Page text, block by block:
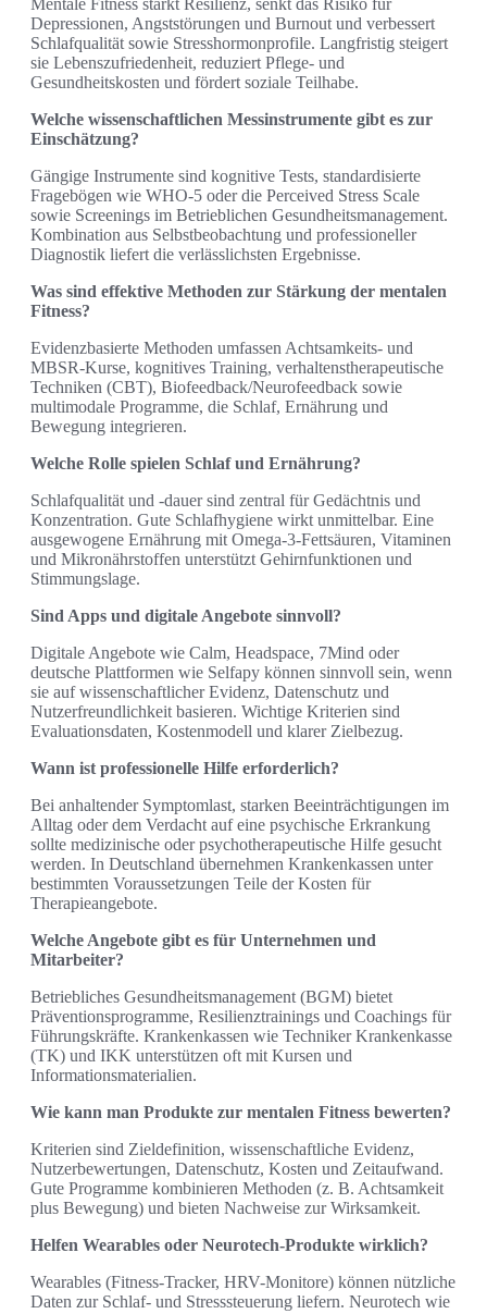
Mentale Fitness stärkt Resilienz, senkt das Risiko für
Depressionen, Angststörungen und Burnout und verbessert
Schlafqualität sowie Stresshormonprofile. Langfristig steigert
sie Lebenszufriedenheit, reduziert Pflege- und
Gesundheitskosten und fördert soziale Teilhabe.
Welche wissenschaftlichen Messinstrumente gibt es zur
Einschätzung?
Gängige Instrumente sind kognitive Tests, standardisierte
Fragebögen wie WHO-5 oder die Perceived Stress Scale
sowie Screenings im Betrieblichen Gesundheitsmanagement.
Kombination aus Selbstbeobachtung und professioneller
Diagnostik liefert die verlässlichsten Ergebnisse.
Was sind effektive Methoden zur Stärkung der mentalen
Fitness?
Evidenzbasierte Methoden umfassen Achtsamkeits- und
MBSR-Kurse, kognitives Training, verhaltenstherapeutische
Techniken (CBT), Biofeedback/Neurofeedback sowie
multimodale Programme, die Schlaf, Ernährung und
Bewegung integrieren.
Welche Rolle spielen Schlaf und Ernährung?
Schlafqualität und -dauer sind zentral für Gedächtnis und
Konzentration. Gute Schlafhygiene wirkt unmittelbar. Eine
ausgewogene Ernährung mit Omega-3-Fettsäuren, Vitaminen
und Mikronährstoffen unterstützt Gehirnfunktionen und
Stimmungslage.
Sind Apps und digitale Angebote sinnvoll?
Digitale Angebote wie Calm, Headspace, 7Mind oder
deutsche Plattformen wie Selfapy können sinnvoll sein, wenn
sie auf wissenschaftlicher Evidenz, Datenschutz und
Nutzerfreundlichkeit basieren. Wichtige Kriterien sind
Evaluationsdaten, Kostenmodell und klarer Zielbezug.
Wann ist professionelle Hilfe erforderlich?
Bei anhaltender Symptomlast, starken Beeinträchtigungen im
Alltag oder dem Verdacht auf eine psychische Erkrankung
sollte medizinische oder psychotherapeutische Hilfe gesucht
werden. In Deutschland übernehmen Krankenkassen unter
bestimmten Voraussetzungen Teile der Kosten für
Therapieangebote.
Welche Angebote gibt es für Unternehmen und
Mitarbeiter?
Betriebliches Gesundheitsmanagement (BGM) bietet
Präventionsprogramme, Resilienztrainings und Coachings für
Führungskräfte. Krankenkassen wie Techniker Krankenkasse
(TK) und IKK unterstützen oft mit Kursen und
Informationsmaterialien.
Wie kann man Produkte zur mentalen Fitness bewerten?
Kriterien sind Zieldefinition, wissenschaftliche Evidenz,
Nutzerbewertungen, Datenschutz, Kosten und Zeitaufwand.
Gute Programme kombinieren Methoden (z. B. Achtsamkeit
plus Bewegung) und bieten Nachweise zur Wirksamkeit.
Helfen Wearables oder Neurotech-Produkte wirklich?
Wearables (Fitness-Tracker, HRV-Monitore) können nützliche
Daten zur Schlaf- und Stresssteuerung liefern. Neurotech wie